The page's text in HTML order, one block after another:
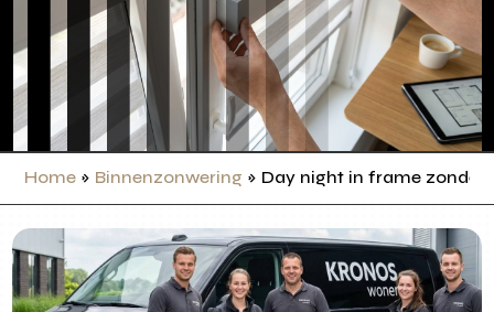
Home » Binnenzonwering » Day night in frame zonder